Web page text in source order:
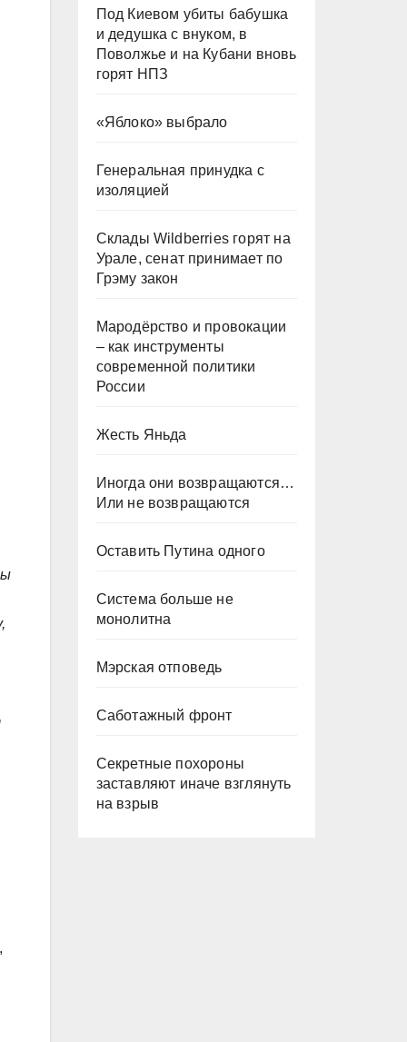
Под Киевом убиты бабушка
и дедушка с внуком, в
Поволжье и на Кубани вновь
горят НПЗ
«Яблоко» выбрало
Генеральная принудка с
изоляцией
Склады Wildberries горят на
Урале, сенат принимает по
Грэму закон
Мародёрство и провокации
– как инструменты
современной политики
России
Жесть Яньда
Иногда они возвращаются…
Или не возвращаются
Оставить Путина одного
Система больше не
монолитна
Мэрская отповедь
Саботажный фронт
Секретные похороны
заставляют иначе взглянуть
на взрыв